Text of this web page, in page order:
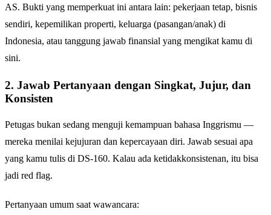
AS. Bukti yang memperkuat ini antara lain: pekerjaan tetap, bisnis
sendiri, kepemilikan properti, keluarga (pasangan/anak) di
Indonesia, atau tanggung jawab finansial yang mengikat kamu di
sini.
2. Jawab Pertanyaan dengan Singkat, Jujur, dan
Konsisten
Petugas bukan sedang menguji kemampuan bahasa Inggrismu —
mereka menilai kejujuran dan kepercayaan diri. Jawab sesuai apa
yang kamu tulis di DS-160. Kalau ada ketidakkonsistenan, itu bisa
jadi red flag.
Pertanyaan umum saat wawancara: